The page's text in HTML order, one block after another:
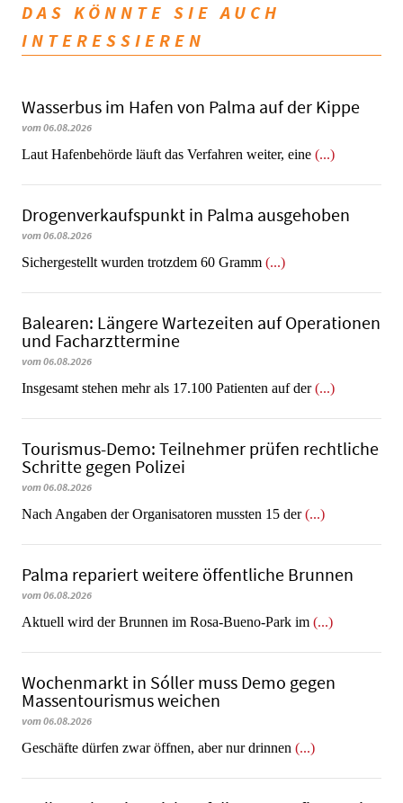
DAS KÖNNTE SIE AUCH
INTERESSIEREN
Wasserbus im Hafen von Palma auf der Kippe
vom 06.08.2026
Laut Hafenbehörde läuft das Verfahren weiter, eine (...)
Dro­gen­ver­kaufs­punkt in Palma ausgehoben
vom 06.08.2026
​​​​​​​Sichergestellt wurden trotzdem 60 Gramm (...)
Balearen: Längere Wartezeiten auf Operationen
und Facharzttermine
vom 06.08.2026
Insgesamt stehen mehr als 17.100 Patienten auf der(...)
Tourismus-Demo: Teilnehmer prüfen rechtliche
Schritte gegen Polizei
vom 06.08.2026
Nach Angaben der Organisatoren mussten 15 der(...)
Palma repariert weitere öffentliche Brunnen
vom 06.08.2026
Aktuell wird der Brunnen im Rosa-Bueno-Park im (...)
Wochenmarkt in Sóller muss Demo gegen
Massentourismus weichen
vom 06.08.2026
Geschäfte dürfen zwar öffnen, aber nur drinnen (...)